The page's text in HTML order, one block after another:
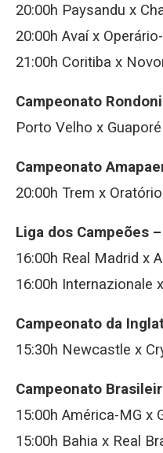
20:00h Paysandu x
20:00h Avaí x
21:00h Coritiba x
Campeonato
Porto Velho x Guaporé
Campeonato
20:00h Trem x Oratório
Liga dos Campeões –
16:00h Real Madrid x
16:00h Internazionale
Campeonato da
15:30h Newcastle x
Campeonato
15:00h América-MG x
15:00h Bahia x Real